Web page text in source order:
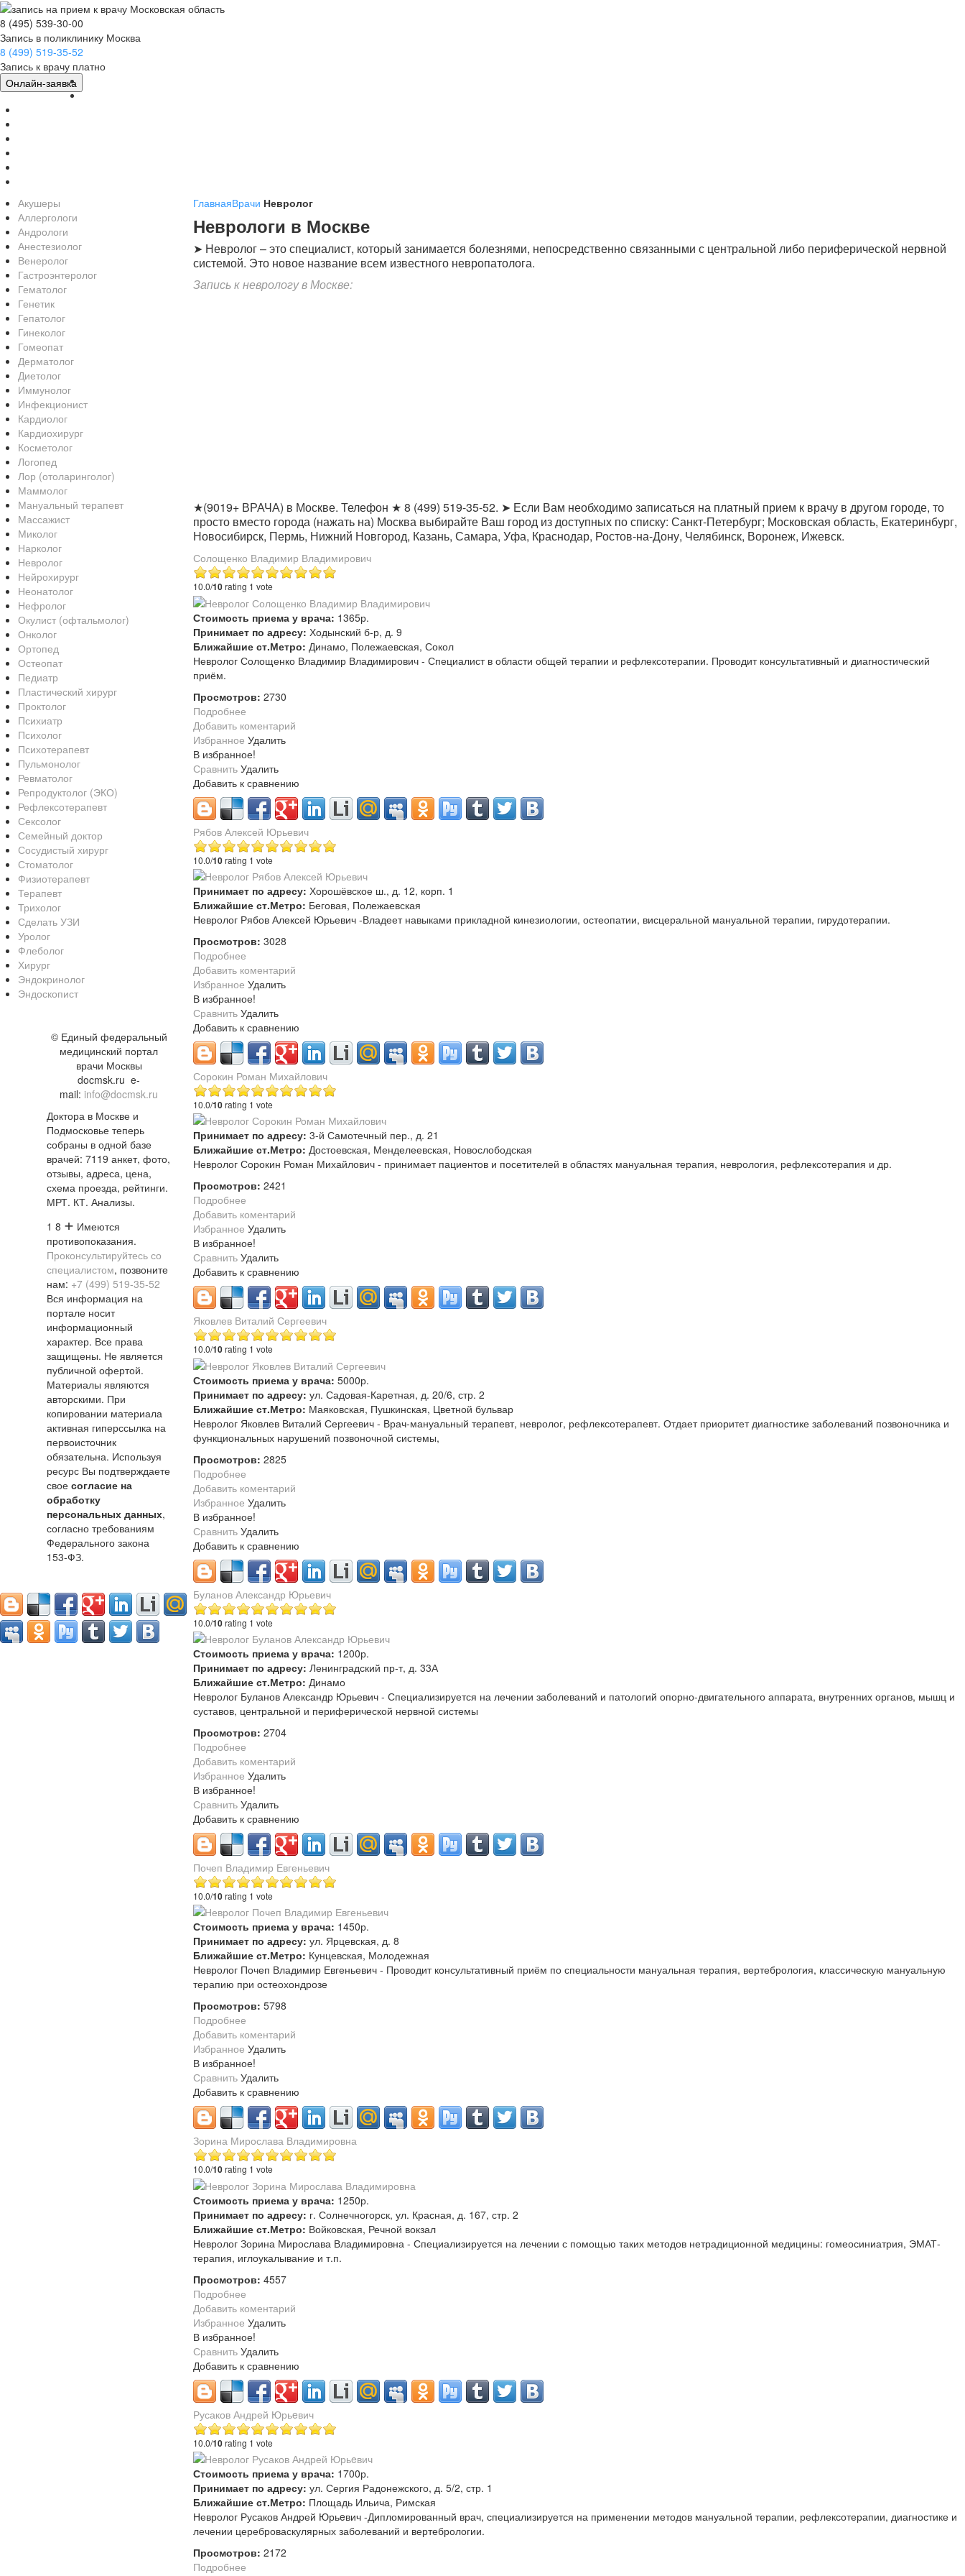
8 (495) 539-30-00
Запись в поликлинику Москва
8 (499) 519-35-52
Запись к врачу платно
Онлайн-заявка
ГлавнаяВрачи Невролог
Неврологи в Москве
➤ Невролог – это специалист, который занимается болезнями, непосредственно связанными с центральной либо периферической нервной
системой. Это новое название всем известного невропатолога.
Запись к неврологу в Москве:
★(9019+ ВРАЧА) в Москве. Телефон ★ 8 (499) 519-35-52. ➤ Если Вам необходимо записаться на платный прием к врачу в другом городе, то
просто вместо города (нажать на) Москва выбирайте Ваш город из доступных по списку: Санкт-Петербург; Московская область, Екатеринбург,
Новосибирск, Пермь, Нижний Новгород, Казань, Самара, Уфа, Краснодар, Ростов-на-Дону, Челябинск, Воронеж, Ижевск.
Солощенко Владимир Владимирович
10.0/10rating 1 vote
Стоимость приема у врача: 1365р.
Принимает по адресу: Ходынский б-р, д. 9
Ближайшие ст.Метро: Динамо, Полежаевская, Сокол
Невролог Солощенко Владимир Владимирович - Специалист в области общей терапии и рефлексотерапии. Проводит консультативный и диагностический
приём.
Просмотров: 2730
Подробнее
Добавить коментарий
Избранное Удалить
В избранное!
Сравнить Удалить
Добавить к сравнению
Рябов Алексей Юрьевич
10.0/10rating 1 vote
Принимает по адресу: Хорошёвское ш., д. 12, корп. 1
Ближайшие ст.Метро: Беговая, Полежаевская
Невролог Рябов Алексей Юрьевич -Владеет навыками прикладной кинезиологии, остеопатии, висцеральной мануальной терапии, гирудотерапии.
Просмотров: 3028
Подробнее
Добавить коментарий
Избранное Удалить
В избранное!
Сравнить Удалить
Добавить к сравнению
Сорокин Роман Михайлович
10.0/10rating 1 vote
Принимает по адресу: 3-й Самотечный пер., д. 21
Ближайшие ст.Метро: Достоевская, Менделеевская, Новослободская
Невролог Сорокин Роман Михайлович - принимает пациентов и посетителей в областях мануальная терапия, неврология, рефлексотерапия и др.
Просмотров: 2421
Подробнее
Добавить коментарий
Избранное Удалить
В избранное!
Сравнить Удалить
Добавить к сравнению
Яковлев Виталий Сергеевич
10.0/10rating 1 vote
Стоимость приема у врача: 5000р.
Принимает по адресу: ул. Садовая-Каретная, д. 20/6, стр. 2
Ближайшие ст.Метро: Маяковская, Пушкинская, Цветной бульвар
Невролог Яковлев Виталий Сергеевич - Врач-мануальный терапевт, невролог, рефлексотерапевт. Отдает приоритет диагностике заболеваний позвоночника и
функциональных нарушений позвоночной системы,
Просмотров: 2825
Подробнее
Добавить коментарий
Избранное Удалить
В избранное!
Сравнить Удалить
Добавить к сравнению
Буланов Александр Юрьевич
10.0/10rating 1 vote
Стоимость приема у врача: 1200р.
Принимает по адресу: Ленинградский пр-т, д. 33А
Ближайшие ст.Метро: Динамо
Невролог Буланов Александр Юрьевич - Специализируется на лечении заболеваний и патологий опорно-двигательного аппарата, внутренних органов, мышц и
суставов, центральной и периферической нервной системы
Просмотров: 2704
Подробнее
Добавить коментарий
Избранное Удалить
В избранное!
Сравнить Удалить
Добавить к сравнению
Почеп Владимир Евгеньевич
10.0/10rating 1 vote
Стоимость приема у врача: 1450р.
Принимает по адресу: ул. Ярцевская, д. 8
Ближайшие ст.Метро: Кунцевская, Молодежная
Невролог Почеп Владимир Евгеньевич - Проводит консультативный приём по специальности мануальная терапия, вертебрология, классическую мануальную
терапию при остеохондрозе
Просмотров: 5798
Подробнее
Добавить коментарий
Избранное Удалить
В избранное!
Сравнить Удалить
Добавить к сравнению
Зорина Мирослава Владимировна
10.0/10rating 1 vote
Стоимость приема у врача: 1250р.
Принимает по адресу: г. Солнечногорск, ул. Красная, д. 167, стр. 2
Ближайшие ст.Метро: Войковская, Речной вокзал
Невролог Зорина Мирослава Владимировна - Специализируется на лечении с помощью таких методов нетрадиционной медицины: гомеосиниатрия, ЭМАТ-
терапия, иглоукалывание и т.п.
Просмотров: 4557
Подробнее
Добавить коментарий
Избранное Удалить
В избранное!
Сравнить Удалить
Добавить к сравнению
Русаков Андрей Юрьeвич
10.0/10rating 1 vote
Стоимость приема у врача: 1700р.
Принимает по адресу: ул. Сергия Радонежского, д. 5/2, стр. 1
Ближайшие ст.Метро: Площадь Ильича, Римская
Невролог Русаков Андрей Юрьeвич -Дипломированный врач, специализируется на применении методов мануальной терапии, рефлексотерапии, диагностике и
лечении цереброваскулярных заболеваний и вертебрологии.
Просмотров: 2172
Подробнее
Акушеры
Аллергологи
Андрологи
Анестезиолог
Венеролог
Гастроэнтеролог
Гематолог
Генетик
Гепатолог
Гинеколог
Гомеопат
Дерматолог
Диетолог
Иммунолог
Инфекционист
Кардиолог
Кардиохирург
Косметолог
Логопед
Лор (отоларинголог)
Маммолог
Мануальный терапевт
Массажист
Миколог
Нарколог
Невролог
Нейрохирург
Неонатолог
Нефролог
Окулист (офтальмолог)
Онколог
Ортопед
Остеопат
Педиатр
Пластический хирург
Проктолог
Психиатр
Психолог
Психотерапевт
Пульмонолог
Ревматолог
Репродуктолог (ЭКО)
Рефлексотерапевт
Сексолог
Семейный доктор
Сосудистый хирург
Стоматолог
Физиотерапевт
Терапевт
Трихолог
Сделать УЗИ
Уролог
Флеболог
Хирург
Эндокринолог
Эндоскопист
© Единый федеральный
медицинский портал
врачи Москвы
docmsk.ru e-
mail: info@docmsk.ru
Доктора в Москве и
Подмосковье теперь
собраны в одной базе
врачей: 7119 анкет, фото,
отзывы, адреса, цена,
схема проезда, рейтинги.
МРТ. КТ. Анализы.
1 8 + Имеются
противопоказания.
Проконсультируйтесь со
специалистом, позвоните
нам: +7 (499) 519-35-52
Вся информация на
портале носит
информационный
характер. Все права
защищены. Не является
публичной офертой.
Материалы являются
авторскими. При
копировании материала
активная гиперссылка на
первоисточник
обязательна. Используя
ресурс Вы подтверждаете
свое согласие на
обработку
персональных данных,
согласно требованиям
Федерального закона
153-ФЗ.